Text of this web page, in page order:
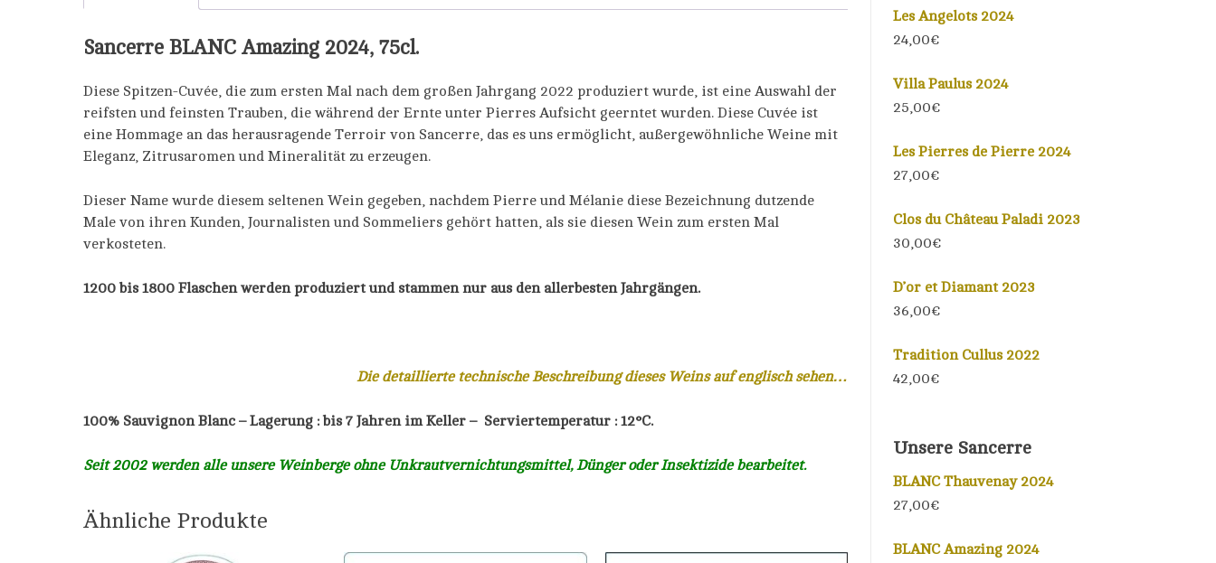
Sancerre BLANC Amazing 2024, 75cl.
Diese Spitzen-Cuvée, die zum ersten Mal nach dem großen Jahrgang 2022 produziert wurde, ist eine Auswahl der
reifsten und feinsten Trauben, die während der Ernte unter Pierres Aufsicht geerntet wurden. Diese Cuvée ist
eine Hommage an das herausragende Terroir von Sancerre, das es uns ermöglicht, außergewöhnliche Weine mit
Eleganz, Zitrusaromen und Mineralität zu erzeugen.
Dieser Name wurde diesem seltenen Wein gegeben, nachdem Pierre und Mélanie diese Bezeichnung dutzende
Male von ihren Kunden, Journalisten und Sommeliers gehört hatten, als sie diesen Wein zum ersten Mal
verkosteten.
1200 bis 1800 Flaschen werden produziert und stammen nur aus den allerbesten Jahrgängen.
Die detaillierte technische Beschreibung dieses Weins auf englisch sehen…
100% Sauvignon Blanc –Lagerung : bis 7 Jahren im Keller – Serviertemperatur : 12°C.
Seit 2002 werden alle unsere Weinberge ohne Unkrautvernichtungsmittel, Dünger oder Insektizide bearbeitet.
Ähnliche Produkte
Les Angelots 2024
24,00€
Villa Paulus 2024
25,00€
Les Pierres de Pierre 2024
27,00€
Clos du Château Paladi 2023
30,00€
D’or et Diamant 2023
36,00€
Tradition Cullus 2022
42,00€
Unsere Sancerre
BLANC Thauvenay 2024
27,00€
BLANC Amazing 2024